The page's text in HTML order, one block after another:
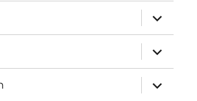
anzeigen
anzeigen
anzeigen